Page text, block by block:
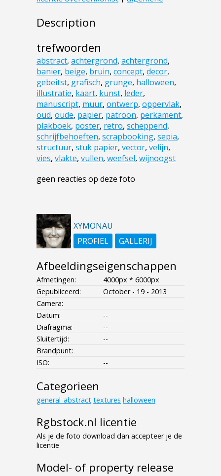
Description
trefwoorden
abstract, achtergrond, achtergrond,
banier, beige, bruin, concept, decor,
gebeitst, grafisch, grunge, halloween,
illustratie, kaart, kunst, leder,
manuscript, muur, ontwerp, oppervlak,
oud, oude, papier, patroon, perkament,
plakboek, poster, retro, scheppend,
schrijfbehoeften, scrapbooking, sepia,
structuur, stuk papier, vector, velijn,
vies, vlakte, vullen, weefsel, wijnoogst
geen reacties op deze foto
XYMONAU
PROFIEL
GALLERIJ
Afbeeldingseigenschappen
Afmetingen:
4000px * 6000px
Gepubliceerd:
October - 19 - 2013
Camera:
Datum:
--
Diafragma:
--
Sluitertijd:
--
Brandpunt:
ISO:
--
Categorieen
general_abstract textures halloween
Rgbstock.nl licentie
Als je de foto download dan accepteer je de
licentie
Model- of property release